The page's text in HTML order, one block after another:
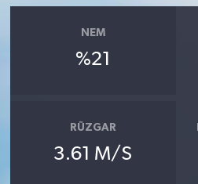
NEM
%21
RÜZGAR
3.61 M/S